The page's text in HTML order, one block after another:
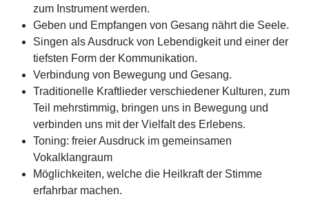
zum Instrument werden.
Geben und Empfangen von Gesang nährt die Seele.
Singen als Ausdruck von Lebendigkeit und einer der
tiefsten Form der Kommunikation.
Verbindung von Bewegung und Gesang.
Traditionelle Kraftlieder verschiedener Kulturen, zum
Teil mehrstimmig, bringen uns in Bewegung und
verbinden uns mit der Vielfalt des Erlebens.
Toning: freier Ausdruck im gemeinsamen
Vokalklangraum
Möglichkeiten, welche die Heilkraft der Stimme
erfahrbar machen.